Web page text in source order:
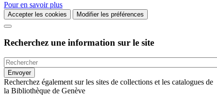
Pour en savoir plus
Accepter les cookies Modifier les préférences
Recherchez une information sur le site
Recherchez également sur les sites de collections et les catalogues de
la Bibliothèque de Genève